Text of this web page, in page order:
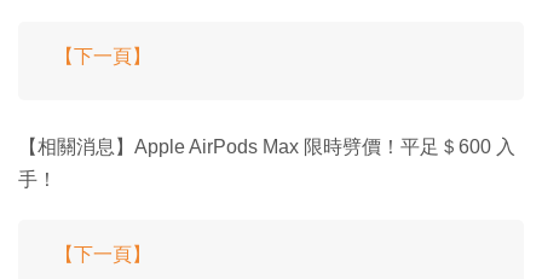
【下一頁】
【相關消息】Apple AirPods Max 限時劈價！平足＄600 入
手！
【下一頁】